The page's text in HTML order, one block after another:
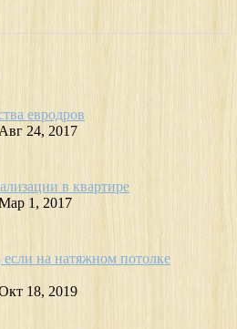
евродров
Авг 24, 2017
в квартире
1, 2017
если на натяжном потолке
18, 2019